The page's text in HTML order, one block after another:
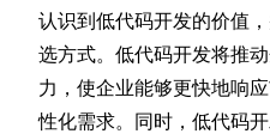
认识到低代码开发的价值
选方式。低代码开发将推
力，使企业能够更快地响
性化需求。同时，低代码